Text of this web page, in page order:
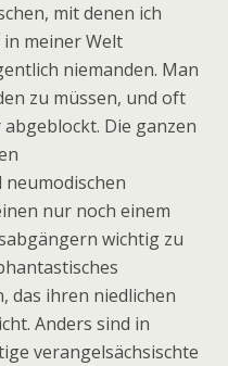
mit denen ich
meiner Welt
niemanden. Man
zu müssen, und oft
Die ganzen
nur noch einem
wichtig zu
das ihren niedlichen
Anders sind in
verangelsächsischte